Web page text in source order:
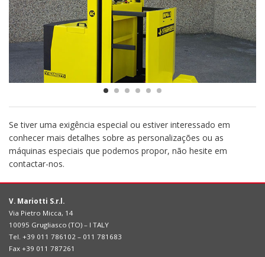
Se tiver uma exigência especial ou estiver interessado em
conhecer mais detalhes sobre as personalizações ou as
máquinas especiais que podemos propor, não hesite em
contactar-nos.
V. Mariotti S.r.l.
Via Pietro Micca, 14
10095 Grugliasco (TO) – I TALY
Tel. +39 011 786102 – 011 781683
Fax +39 011 787261